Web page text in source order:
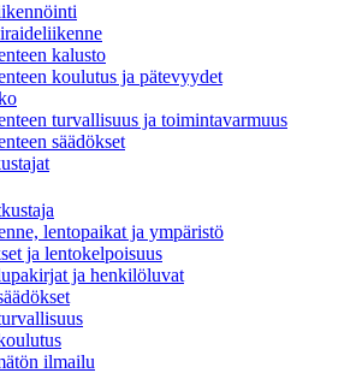
kalusto
koulutus ja pätevyydet
turvallisuus ja toimintavarmuus
säädökset
lentopaikat ja ympäristö
ja lentokelpoisuus
ja henkilöluvat
ilmailu